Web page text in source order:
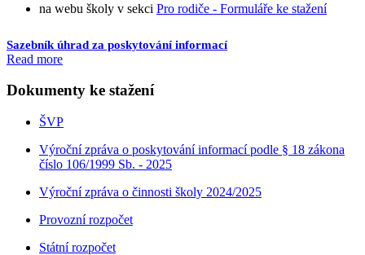
na webu školy v sekci Pro rodiče - Formuláře ke stažení
Sazebník úhrad za poskytování informací
Read more
Dokumenty ke stažení
ŠVP
Výroční zpráva o poskytování informací podle § 18 zákona
číslo 106/1999 Sb. - 2025
Výroční zpráva o činnosti školy 2024/2025
Provozní rozpočet
Státní rozpočet